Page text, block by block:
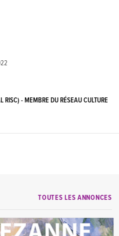
RISC) - MEMBRE DU RÉSEAU CULTURE
TOUTES LES ANNONCES